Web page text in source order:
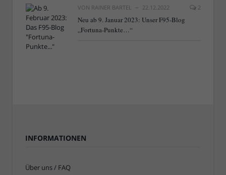
VON RAINER BARTEL 22.12.2022 2
Neu ab 9. Januar 2023: Unser F95-Blog
„Fortuna-Punkte…“
INFORMATIONEN
Über uns / FAQ